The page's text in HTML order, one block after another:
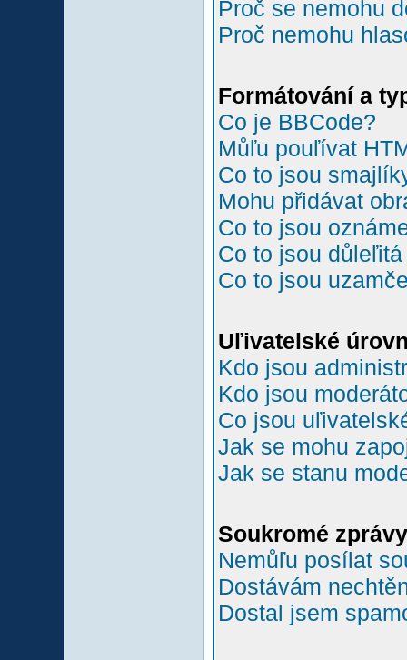
Proč se nemohu
Proč nemohu
Formátování a
Co je BBCode?
Můľu pouľívat
Co to jsou
Mohu přidávat
Co to jsou
Co to jsou
Co to jsou
Uľivatelské
Kdo jsou
Kdo jsou
Co jsou
Jak se mohu
Jak se stanu
Soukromé zprávy
Nemůľu posílat
Dostávám
Dostal jsem